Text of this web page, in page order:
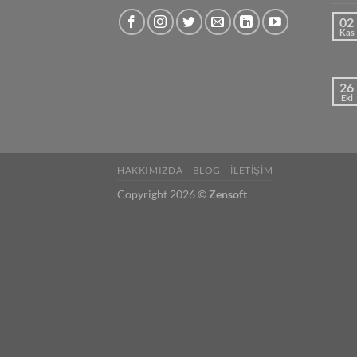
02
Kas
26
Eki
HAKKIMIZDA BLOG ILETIŞIM
Copyright 2026 © Zensoft